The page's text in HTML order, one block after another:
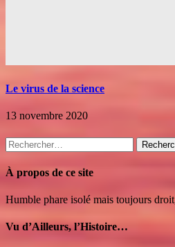
Le virus de la science
13 novembre 2020
Rechercher :
À propos de ce site
Humble phare isolé mais toujours
Vu d’Ailleurs, l’Histoire…